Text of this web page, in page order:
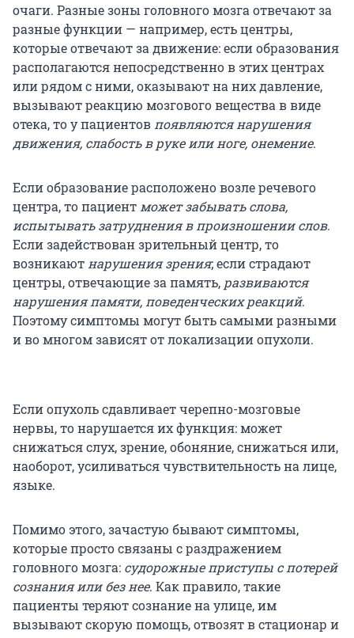
очаги. Разные зоны головного мозга отвечают за
разные функции — например, есть центры,
которые отвечают за движение: если образования
располагаются непосредственно в этих центрах
или рядом с ними, оказывают на них давление,
вызывают реакцию мозгового вещества в виде
отека, то у пациентов появляются нарушения
движения, слабость в руке или ноге, онемение.
Если образование расположено возле речевого
центра, то пациент может забывать слова,
испытывать затруднения в произношении слов.
Если задействован зрительный центр, то
возникают нарушения зрения; если страдают
центры, отвечающие за память, развиваются
нарушения памяти, поведенческих реакций.
Поэтому симптомы могут быть самыми разными
и во многом зависят от локализации опухоли.
Если опухоль сдавливает черепно-мозговые
нервы, то нарушается их функция: может
снижаться слух, зрение, обоняние, снижаться или,
наоборот, усиливаться чувствительность на лице,
языке.
Помимо этого, зачастую бывают симптомы,
которые просто связаны с раздражением
головного мозга: судорожные приступы с потерей
сознания или без нее. Как правило, такие
пациенты теряют сознание на улице, им
вызывают скорую помощь, отвозят в стационар и